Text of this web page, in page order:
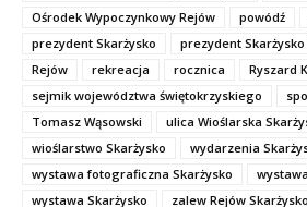
Ośrodek Wypoczynkowy Rejów
powódź
prezydent Skarżysko
prezydent
Rejów
rekreacja rocznica
Ryszard
sejmik województwa świętokrzyskiego
Tomasz Wąsowski
ulica Wioślarska
wioślarstwo Skarżysko
wydarzenia
wystawa fotograficzna Skarżysko
wystawa Skarżysko
zalew Rejów Skarżysko